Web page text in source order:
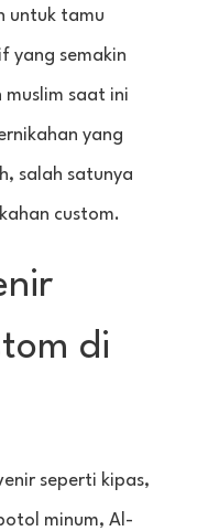
untuk tamu
yang semakin
saat ini
yang
salah satunya
custom.
di
seperti kipas,
minum, Al-